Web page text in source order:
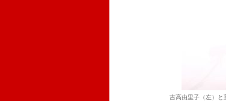
吉高由里子（左）